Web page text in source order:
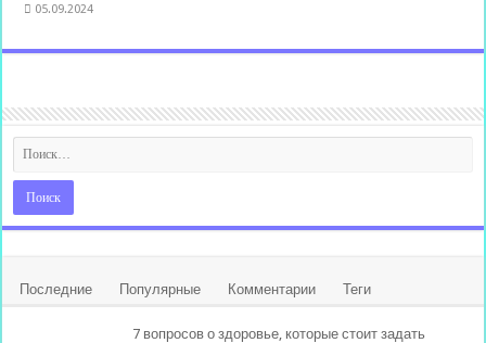
05.09.2024
Последние Популярные Комментарии Теги
7 вопросов о здоровье, которые стоит задать